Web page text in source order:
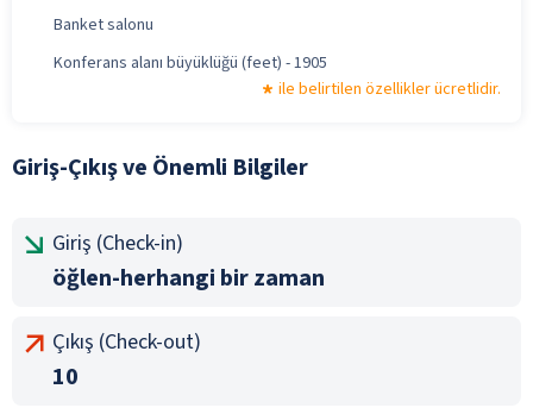
Banket salonu
Konferans alanı büyüklüğü (feet) - 1905
ile belirtilen özellikler ücretlidir.
Giriş-Çıkış ve Önemli Bilgiler
Giriş (Check-in)
öğlen-herhangi bir zaman
Çıkış (Check-out)
10